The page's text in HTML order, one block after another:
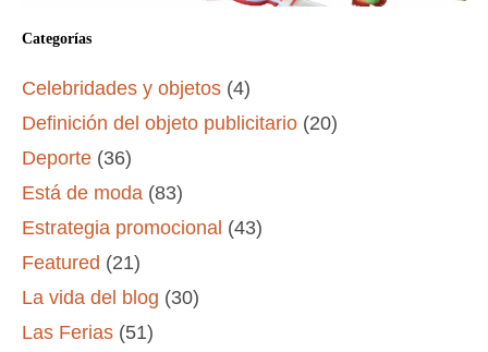
Categorías
Celebridades y objetos (4)
Definición del objeto publicitario (20)
Deporte (36)
Está de moda (83)
Estrategia promocional (43)
Featured (21)
La vida del blog (30)
Las Ferias (51)